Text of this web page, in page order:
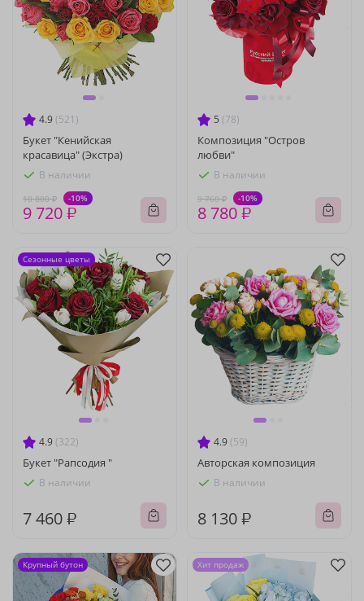
4.9 (521)
Букет "Кенийская
красавица" (Экстра)
В наличии
10 800 ₽ -10%
9 720 ₽
5 (78)
Композиция "Остров
любви"
В наличии
9 760 ₽ -10%
8 780 ₽
4.9 (322)
Букет "Рапсодия "
В наличии
7 460 ₽
Сезонные цветы
4.9 (59)
Авторская композиция
В наличии
8 130 ₽
Крупный бутон Хит продаж